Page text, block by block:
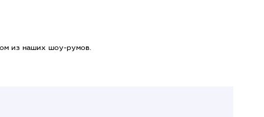
из наших шоу-румов.